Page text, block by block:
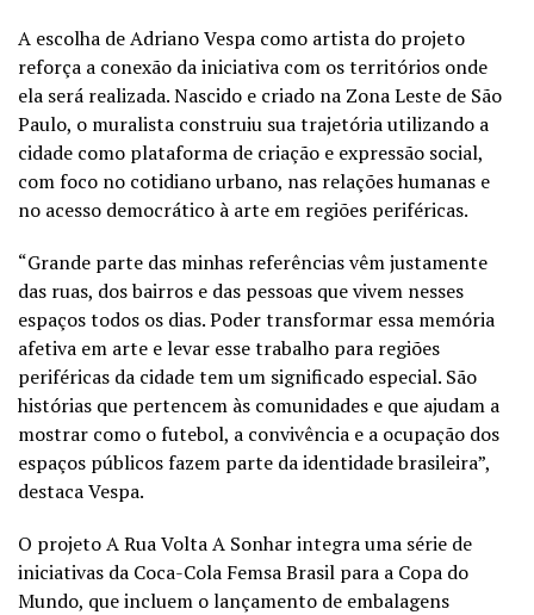
A escolha de Adriano Vespa como artista do projeto
reforça a conexão da iniciativa com os territórios onde
ela será realizada. Nascido e criado na Zona Leste de São
Paulo, o muralista construiu sua trajetória utilizando a
cidade como plataforma de criação e expressão social,
com foco no cotidiano urbano, nas relações humanas e
no acesso democrático à arte em regiões periféricas.
“Grande parte das minhas referências vêm justamente
das ruas, dos bairros e das pessoas que vivem nesses
espaços todos os dias. Poder transformar essa memória
afetiva em arte e levar esse trabalho para regiões
periféricas da cidade tem um significado especial. São
histórias que pertencem às comunidades e que ajudam a
mostrar como o futebol, a convivência e a ocupação dos
espaços públicos fazem parte da identidade brasileira”,
destaca Vespa.
O projeto A Rua Volta A Sonhar integra uma série de
iniciativas da Coca-Cola Femsa Brasil para a Copa do
Mundo, que incluem o lançamento de embalagens